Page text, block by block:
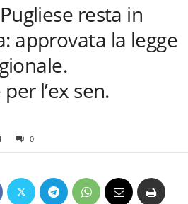
resta in
approvata la legge
l’ex sen.
0